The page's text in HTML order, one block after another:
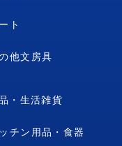
ト
他文房具
・生活雑貨
チン用品・食器